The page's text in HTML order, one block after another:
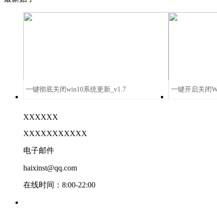
一键彻底关闭win10系统更新_v1.7 一键开启关闭
XXXXXX
XXXXXXXXXXX
电子邮件
haixinst@qq.com
在线时间：8:00-22:00